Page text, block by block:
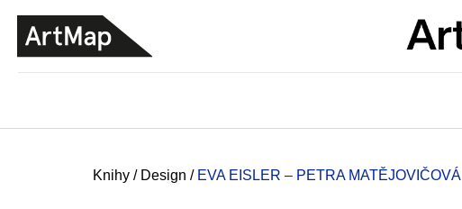
Domů
Knihy / Design / EVA EISLER – PETRA MATĚJOVIČOVÁ
ZPĚT
DO
OBCHODU
ZPĚT
DO
OBCHODU